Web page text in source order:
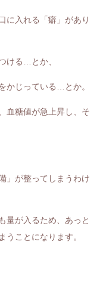
に入れる「 癖 」があり
ける…とか、
かじっている…とか。
血糖値が急上昇し、そ
」が整ってしまうわけ
量が入るため、あっと
うことになります。